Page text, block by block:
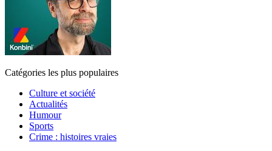
Catégories les plus populaires
Culture et société
Actualités
Humour
Sports
Crime : histoires vraies